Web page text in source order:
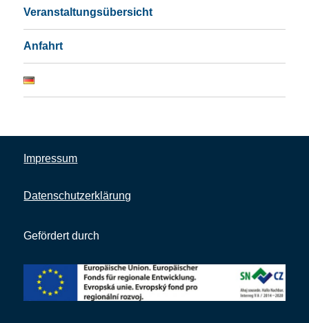
Veranstaltungsübersicht
Anfahrt
Impressum
Datenschutzerklärung
Gefördert durch